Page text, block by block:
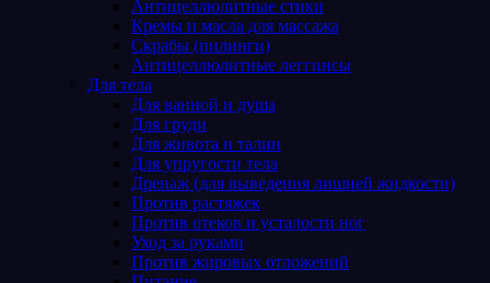
Антицеллюлитные стики
Кремы и масла для массажа
Скрабы (пилинги)
Антицеллюлитные леггинсы
Для тела
Для ванной и душа
Для груди
Для живота и талии
Для упругости тела
Дренаж (для выведения лишней жидкости)
Против растяжек
Против отеков и усталости ног
Уход за руками
Против жировых отложений